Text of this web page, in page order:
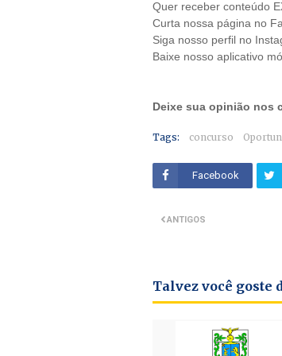
Quer receber conteúdo
Curta nossa página no
Siga nosso perfil no
Baixe nosso aplicativo
Deixe sua opinião nos
Tags: concurso
Facebook
ANTIGOS
Talvez você goste